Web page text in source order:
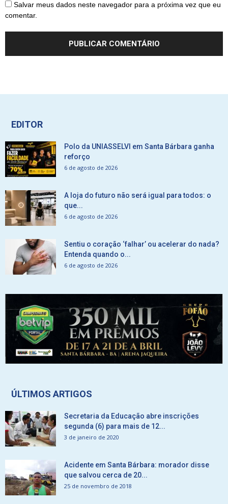
Salvar meus dados neste navegador para a próxima vez que eu
comentar.
EDITOR
Polo da UNIASSELVI em Santa Bárbara ganha
reforço
6 de agosto de 2026
A loja do futuro não será igual para todos: o
que...
6 de agosto de 2026
Sentiu o coração ‘falhar’ ou acelerar do nada?
Entenda quando o...
6 de agosto de 2026
ÚLTIMOS ARTIGOS
Secretaria da Educação abre inscrições
segunda (6) para mais de 12...
3 de janeiro de 2020
Acidente em Santa Bárbara: morador disse
que salvou cerca de 20...
25 de novembro de 2018